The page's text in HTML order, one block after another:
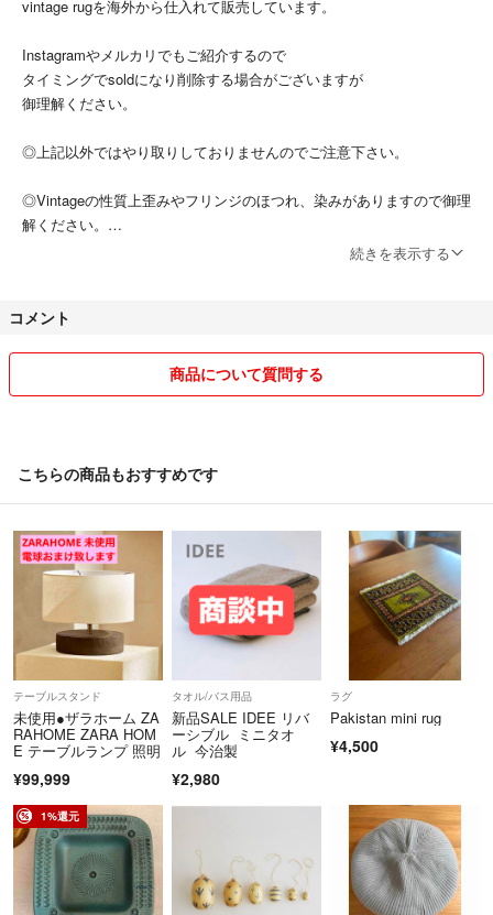
vintage rugを海外から仕入れて販売しています。
Instagramやメルカリでもご紹介するので
タイミングでsoldになり削除する場合がございますが
御理解ください。
◎上記以外ではやり取りしておりませんのでご注意下さい。
◎Vintageの性質上歪みやフリンジのほつれ、染みがありますので御理
解ください。
は気持ちお値下げさせていただきます。
是非お声掛けください♡
◎匿名配達希望の場合は変更しますので
◎現地でクリーニング済みです。
◎返品はお断りしております。
◎無断転載お断りしております。
続きを表示する
コメント
商品について質問する
こちらの商品もおすすめです
テーブルスタンド
未使用●ザラホーム ZA
RAHOME ZARA HOM
E テーブルランプ 照明
¥99,999
タオル/バス用品
新品SALE IDEE リバ
ーシブル ミニタオ
ル 今治製
¥2,980
ラグ
Pakistan mini rug
¥4,500
1%還元